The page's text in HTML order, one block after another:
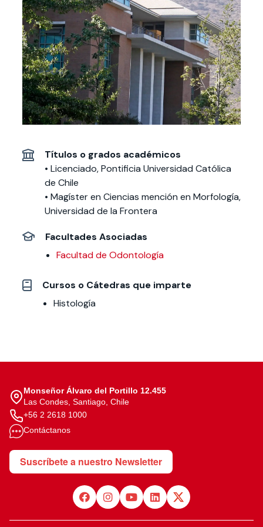
cursos
Especialidades y
estadías
Te puede
interesar:
International
students
Facultades
interesar:
2025
vinculación con la
sociedad
Extensión Cultural
Te puede interesar:Filantropía y Donaciones
intercambio
Servicios y apoyos
Te puede
interesar:
Explora el campus
Uandes
Noticias
estudiantiles
Títulos o grados académicos
• Licenciado, Pontificia Universidad Católica
de Chile
• Magíster en Ciencias mención en Morfología,
Universidad de la Frontera
Facultades Asociadas
Facultad de Odontología
Cursos o Cátedras que imparte
Histología
Monseñor Álvaro del Portillo 12.455
Las Condes, Santiago, Chile
+56 2 2618 1000
Contáctanos
Suscríbete a nuestro Newsletter